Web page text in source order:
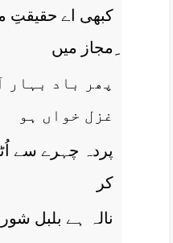
کبھی اے حقيقتِ
ِمجاز ميں
پھر باد بہار
غزل خواں ہو
پردہ چہرے سے
کر
نالہ ہے بلبل